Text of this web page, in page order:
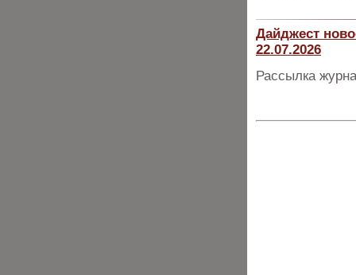
Дайджест
22.07.2026
Рассылка